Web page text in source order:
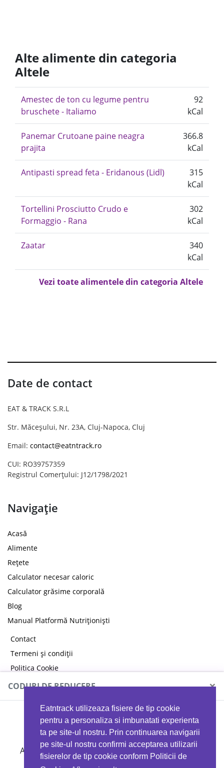
Eatntrack utilizeaza fisiere de tip cookie
pentru a personaliza si imbunatati experienta
ta pe site-ul nostru. Prin continuarea navigarii
pe site-ul nostru confirmi acceptarea utilizarii
fisierelor de tip cookie conform Politicii de
Alte alimente din categoria
Altele
Amestec de ton cu legume pentru
bruschete - Italiamo
92
kCal
Panemar Crutoane paine neagra
prajita
366.8
kCal
Antipasti spread feta - Eridanous (Lidl)
315
kCal
Tortellini Prosciutto Crudo e
Formaggio - Rana
302
kCal
Zaatar
340
kCal
Vezi toate alimentele din categoria Altele
Date de contact
EAT & TRACK S.R.L
Str. Măceșului, Nr. 23A, Cluj-Napoca, Cluj
Email: contact@eatntrack.ro
CUI: RO39757359
Registrul Comerțului: J12/1798/2021
Navigație
Acasă
Alimente
Rețete
Calculator necesar caloric
Calculator grăsime corporală
Blog
Manual Platformă Nutriționiști
Contact
Termeni și condiții
Politica Cookie
Politica de confidențialitate
CODURI DE REDUCERE ×
MYPROTEIN
Ai 40%reducere la orice comandă folosind codul
EATTRACK